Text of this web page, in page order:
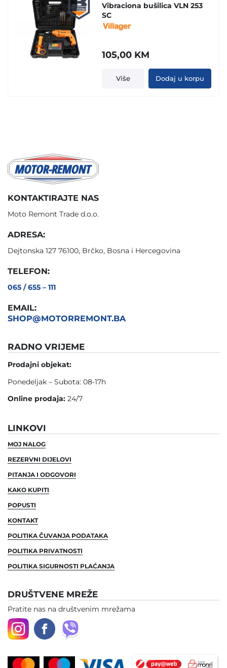
Vibraciona bušilica VLN 253
SC
105,00 KM
Više Dodaj u korpu
KONTAKTIRAJTE NAS
Moto Remont Trade d.o.o.
ADRESA:
Dejtonska 127 76100, Brčko, Bosna i Hercegovina
TELEFON:
065 / 655 – 111
EMAIL:
SHOP@MOTORREMONT.BA
RADNO VRIJEME
Prodajni objekat:
Ponedeljak – Subota: 08-17h
Online prodaja: 24/7
LINKOVI
MOJ NALOG
REZERVNI DIJELOVI
PITANJA I ODGOVORI
KAKO KUPITI
POPUSTI
KONTAKT
POLITIKA ČUVANJA PODATAKA
POLITIKA PRIVATNOSTI
POLITIKA SIGURNOSTI PLAĆANJA
DRUŠTVENE MREŽE
Pratite nas na društvenim mrežama